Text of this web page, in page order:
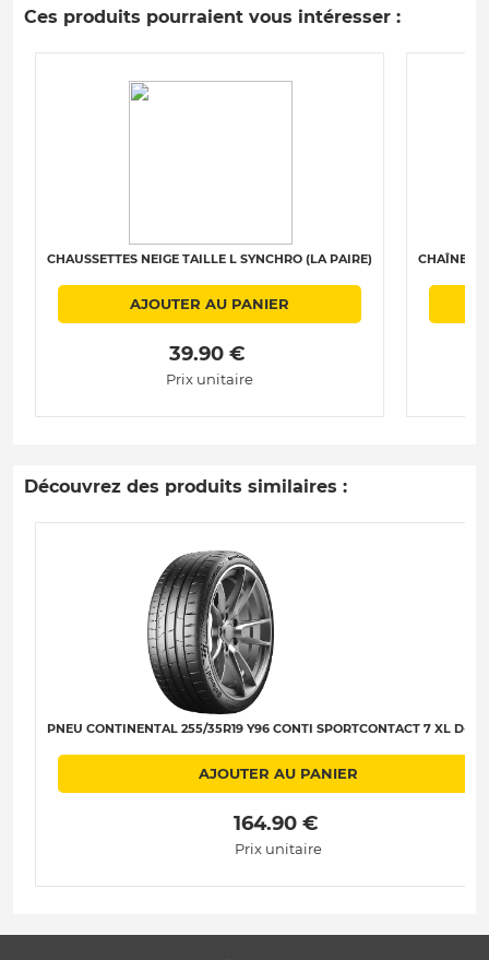
Ces produits pourraient vous intéresser :
CHAUSSETTES NEIGE TAILLE L SYNCHRO (LA PAIRE)
AJOUTER AU PANIER
39.90 €
Prix unitaire
CHAÎNES
Découvrez des produits similaires :
PNEU CONTINENTAL 255/35R19 Y96 CONTI SPORTCONTACT 7 XL D-A-
AJOUTER AU PANIER
164.90 €
Prix unitaire